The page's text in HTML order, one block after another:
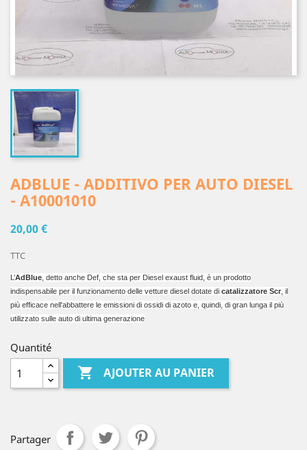
ADBLUE - ADDITIVO PER AUTO DIESEL
- A10001010
20,00 €
TTC
L’AdBlue , detto anche Def, che sta per Diesel exaust fluid, è un prodotto
indispensabile per il funzionamento delle vetture diesel dotate di catalizzatore Scr , il
più efficace nell'abbattere le emissioni di ossidi di azoto e, quindi, di gran lunga il più
utilizzato sulle auto di ultima generazione
Quantité
 AJOUTER AU PANIER
Partager